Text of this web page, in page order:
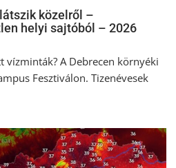
közelről –
helyi sajtóból – 2026
vízminták? A Debrecen környéki
Fesztiválon. Tizenévesek